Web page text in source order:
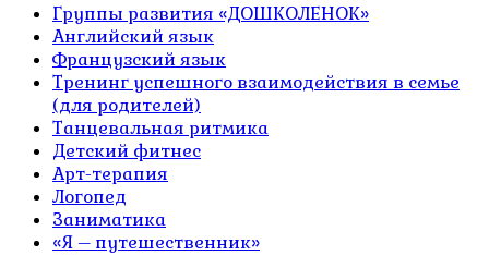
Группы развития «ДОШКОЛЕНОК»
Английский язык
Французский язык
Тренинг успешного взаимодействия в семье
(для родителей)
Танцевальная ритмика
Детский фитнес
Арт-терапия
Логопед
Заниматика
«Я – путешественник»